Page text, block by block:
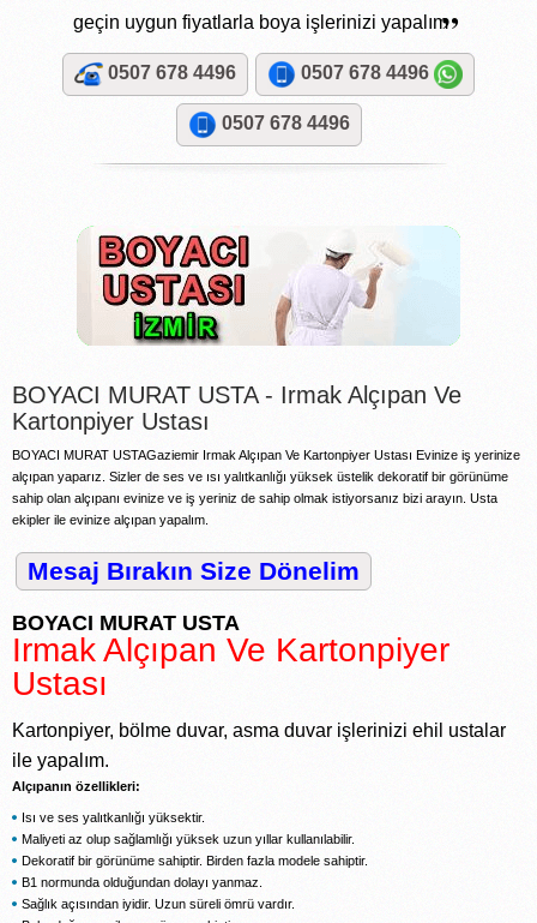
geçin uygun fiyatlarla boya işlerinizi yapalım”
0507 678 4496 0507 678 4496
0507 678 4496
BOYACI MURAT USTA - Irmak Alçıpan Ve
Kartonpiyer Ustası
BOYACI MURAT USTAGaziemir Irmak Alçıpan Ve Kartonpiyer Ustası Evinize iş yerinize
alçıpan yaparız. Sizler de ses ve ısı yalıtkanlığı yüksek üstelik dekoratif bir görünüme
sahip olan alçıpanı evinize ve iş yeriniz de sahip olmak istiyorsanız bizi arayın. Usta
ekipler ile evinize alçıpan yapalım.
Mesaj Bırakın Size Dönelim
BOYACI MURAT USTA
Irmak Alçıpan Ve Kartonpiyer
Ustası
Kartonpiyer, bölme duvar, asma duvar işlerinizi ehil ustalar
ile yapalım.
Alçıpanın özellikleri:
Isı ve ses yalıtkanlığı yüksektir.
Maliyeti az olup sağlamlığı yüksek uzun yıllar kullanılabilir.
Dekoratif bir görünüme sahiptir. Birden fazla modele sahiptir.
B1 normunda olduğundan dolayı yanmaz.
Sağlık açısından iyidir. Uzun süreli ömrü vardır.